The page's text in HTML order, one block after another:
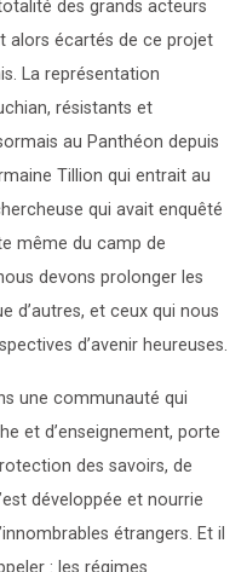
des grands acteurs
alors écartés de ce projet
La représentation
résistants et
au Panthéon depuis
Tillion qui entrait au
qui avait enquêté
même du camp de
devons prolonger les
d’autres, et ceux qui nous
d’avenir heureuses.
une communauté qui
et d’enseignement, porte
des savoirs, de
développée et nourrie
étrangers. Et il
: les régimes